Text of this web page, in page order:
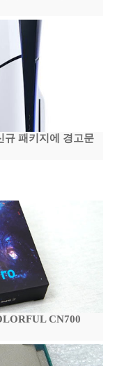
규 패키지에 경고문
CN700